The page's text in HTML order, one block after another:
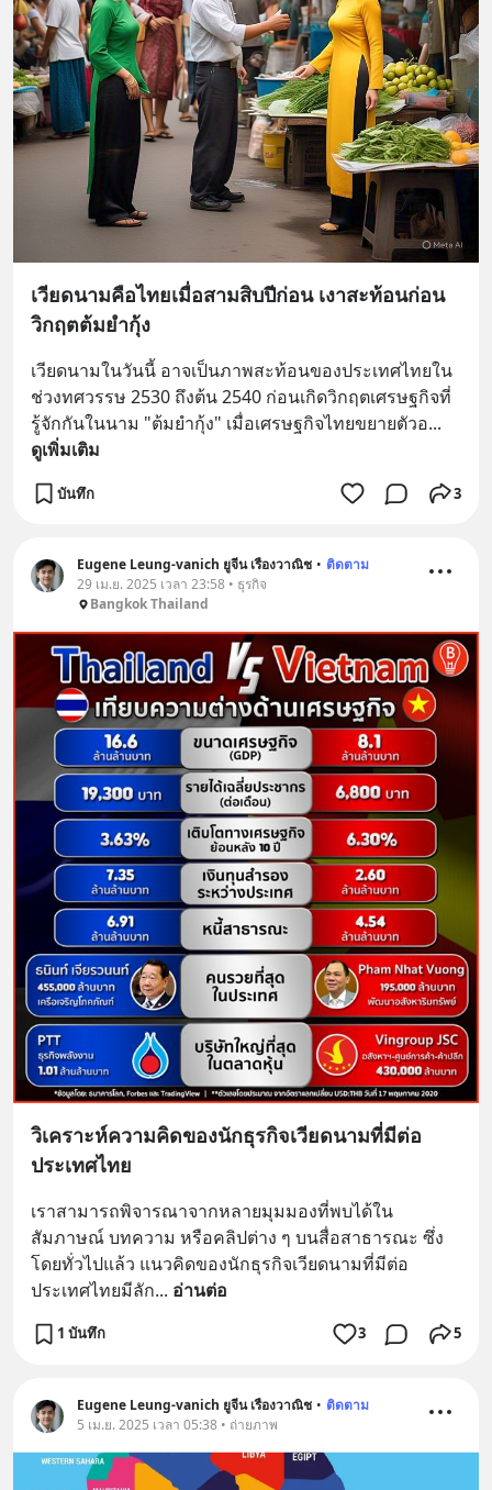
เวียดนามคือไทยเมื่อสามสิบปีก่อน เงาสะท้อนก่อน
วิกฤตต้มยำกุ้ง
เวียดนามในวันนี้ อาจเป็นภาพสะท้อนของประเทศไทยใน
ช่วงทศวรรษ 2530 ถึงต้น 2540 ก่อนเกิดวิกฤตเศรษฐกิจที่
รู้จักกันในนาม "ต้มยำกุ้ง" เมื่อเศรษฐกิจไทยขยายตัวอ...
ดูเพิ่มเติม
บันทึก 3
Eugene Leung-vanich ยูจีน เรืองวาณิช • ติดตาม
29 เม.ย. 2025 เวลา 23:58 • ธุรกิจ
Bangkok Thailand
วิเคราะห์ความคิดของนักธุรกิจเวียดนามที่มีต่อ
ประเทศไทย
เราสามารถพิจารณาจากหลายมุมมองที่พบได้ใน
สัมภาษณ์ บทความ หรือคลิปต่าง ๆ บนสื่อสาธารณะ ซึ่ง
โดยทั่วไปแล้ว แนวคิดของนักธุรกิจเวียดนามที่มีต่อ
ประเทศไทยมีลัก... อ่านต่อ
1 บันทึก 3 5
Eugene Leung-vanich ยูจีน เรืองวาณิช • ติดตาม
5 เม.ย. 2025 เวลา 05:38 • ถ่ายภาพ